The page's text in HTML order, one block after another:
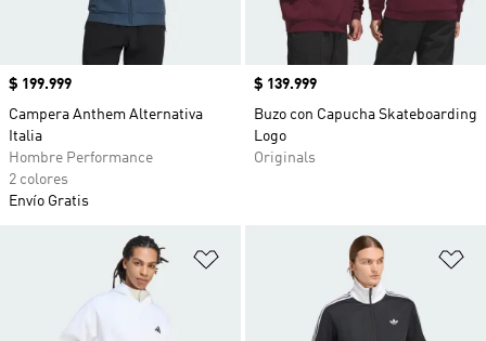
Precio
$ 199.999
Campera Anthem Alternativa
Italia
Hombre Performance
2 colores
Envío Gratis
Precio
$ 139.999
Buzo con Capucha Skateboarding
Logo
Originals
Añadir a la lista de deseos